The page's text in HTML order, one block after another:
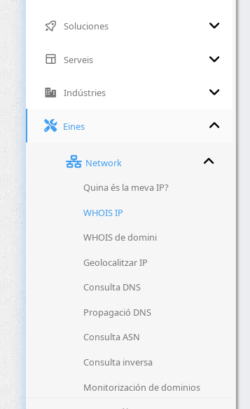
Soluciones
Serveis
Indústries
Eines
Network
Quina és la meva IP?
WHOIS IP
WHOIS de domini
Geolocalitzar IP
Consulta DNS
Propagació DNS
Consulta ASN
Consulta inversa
Monitorización de dominios